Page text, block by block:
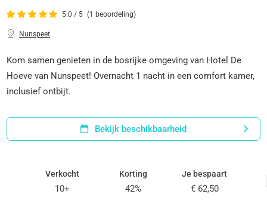
5.0 / 5 (1 beoordeling)
Nunspeet
Kom samen genieten in de bosrijke omgeving van Hotel De
Hoeve van Nunspeet! Overnacht 1 nacht in een comfort kamer,
inclusief ontbijt.
Bekijk beschikbaarheid
Verkocht
10+
Korting
42%
Je bespaart
€ 62,50